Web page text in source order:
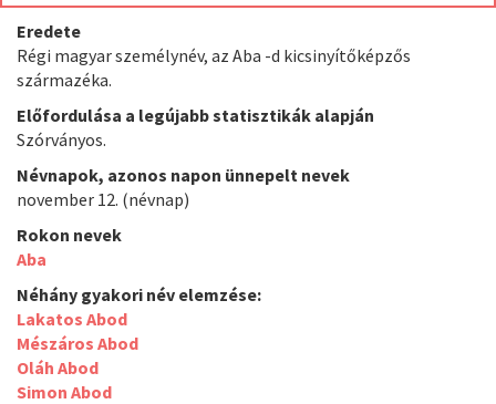
Eredete
Régi magyar személynév, az Aba -d kicsinyítőképzős
származéka.
Előfordulása a legújabb statisztikák alapján
Szórványos.
Névnapok, azonos napon ünnepelt nevek
november 12. (névnap)
Rokon nevek
Aba
Néhány gyakori név elemzése:
Lakatos Abod
Mészáros Abod
Oláh Abod
Simon Abod